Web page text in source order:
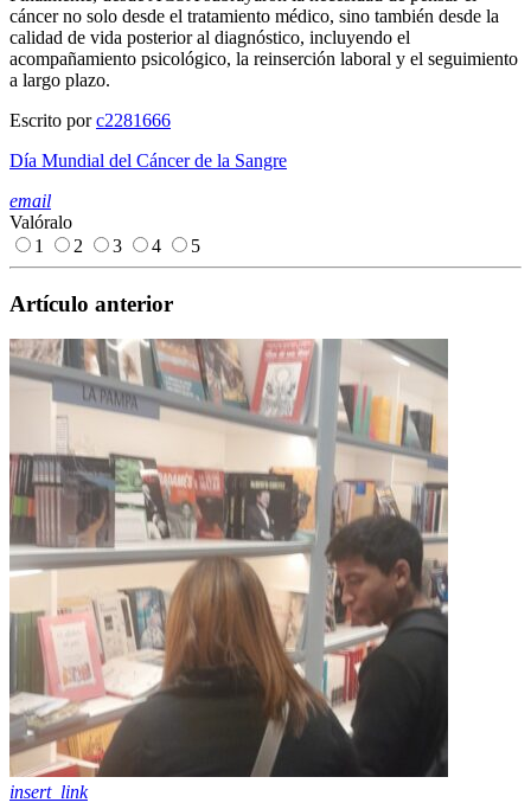
cáncer no solo desde el tratamiento médico, sino también desde la
calidad de vida posterior al diagnóstico, incluyendo el
acompañamiento psicológico, la reinserción laboral y el seguimiento
a largo plazo.
Escrito porc2281666
Día Mundial del Cáncer de la Sangre
email
Valóralo
1
2 3 4 5
Artículo anterior
insert_link